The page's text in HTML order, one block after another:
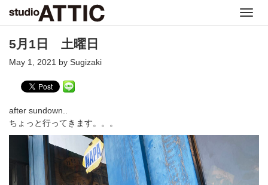
5月1日 土曜日
May 1, 2021 by Sugizaki
after sundown..
ちょっと行ってきます。。。